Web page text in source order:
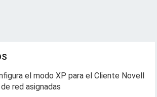
el modo XP para el Cliente Novell
red asignadas